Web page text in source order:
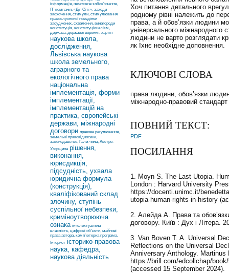
інформація, негативне зобов’язання,
ІТ-компанія, «Дія Сіті». заходи
заохочення, стимули, стимулювання
правослухняної поведінки
засуджених, схвалення, винагороди
конституція, конституціоналізм,
держава, державотворення, хартія
наукова школа,
дослідження,
Львівська наукова
школа земельного,
аграрного та
екологічного права
національна
імплементація, форми
імплементації,
імплементацій на
практика, європейські
держави, міжнародні
договори правове регулювання,
земельні правовідносини,
законодавство, Гали-чина, Австро-
Угорщина рішення,
виконання,
юрисдикція,
підсудність, ухвала
юридична формула
(конструкція),
кваліфікований склад
злочину, ступінь
суспільної небезпеки,
криміноутворююча
ознака інтелектуальна
власність, цифрові об’єкти, майнові
права автора, комп’ютерна програма,
Інтернет історико-правова
наука, кафедра,
наукова діяльність
Хоч питання детального
родному рівні належить до
права, а й обов’язки людини
універсального міжнародного
людини не варто розглядати
як їхнє необхідне доповнення.
КЛЮЧОВІ СЛОВА
права людини, обов’язки
міжнародно-правовий стандарт
ПОВНИЙ ТЕКСТ:
PDF
ПОСИЛАННЯ
1. Moyn S. The Last Utopia.
London : Harvard University
https://docenti.unimc.it/
utopia-human-rights-in-history
2. Алейда А. Права та
договору. Київ : Дух і Літера.
3. Van Boven T. A. Universal
Reflections on the Universal
Anniversary Anthology.
https://brill.com/edcollchap/
(accessed 15 September 2024).